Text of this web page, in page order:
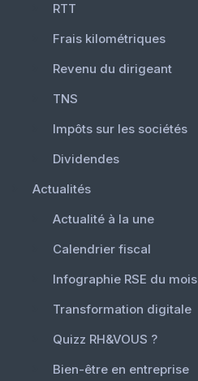
RTT
Frais kilométriques
Revenu du dirigeant
TNS
Impôts sur les sociétés
Dividendes
Actualités
Actualité à la une
Calendrier fiscal
Infographie RSE du mois
Transformation digitale
Quizz RH&VOUS ?
Bien-être en entreprise